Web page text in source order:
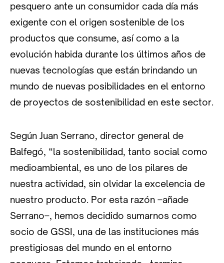
pesquero ante un consumidor cada día más
exigente con el origen sostenible de los
productos que consume, así como a la
evolución habida durante los últimos años de
nuevas tecnologías que están brindando un
mundo de nuevas posibilidades en el entorno
de proyectos de sostenibilidad en este sector.
Según Juan Serrano, director general de
Balfegó, “la sostenibilidad, tanto social como
medioambiental, es uno de los pilares de
nuestra actividad, sin olvidar la excelencia de
nuestro producto. Por esta razón –añade
Serrano–, hemos decidido sumarnos como
socio de GSSI, una de las instituciones más
prestigiosas del mundo en el entorno